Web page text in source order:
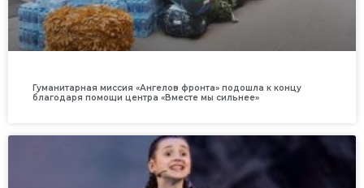
Гуманитарная миссия «Ангелов фронта» подошла к концу
благодаря помощи центра «Вместе мы сильнее»